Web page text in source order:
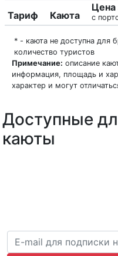
Тариф Каюта
Цена
с
* - каюта не доступна для
количество туристов
Примечание: описание
информация, площадь и
характер и могут
Доступные
каюты